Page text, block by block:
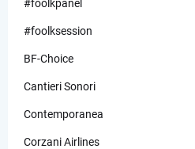
#foolkpanel
#foolksession
BF-Choice
Cantieri Sonori
Contemporanea
Corzani Airlines